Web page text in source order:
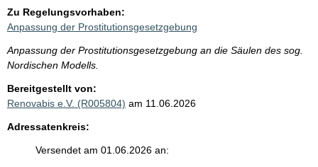
Zu Regelungsvorhaben:
Anpassung der Prostitutionsgesetzgebung
Anpassung der Prostitutionsgesetzgebung an die Säulen des sog.
Nordischen Modells.
Bereitgestellt von:
Renovabis e.V. (R005804) am 11.06.2026
Adressatenkreis:
Versendet am 01.06.2026 an: